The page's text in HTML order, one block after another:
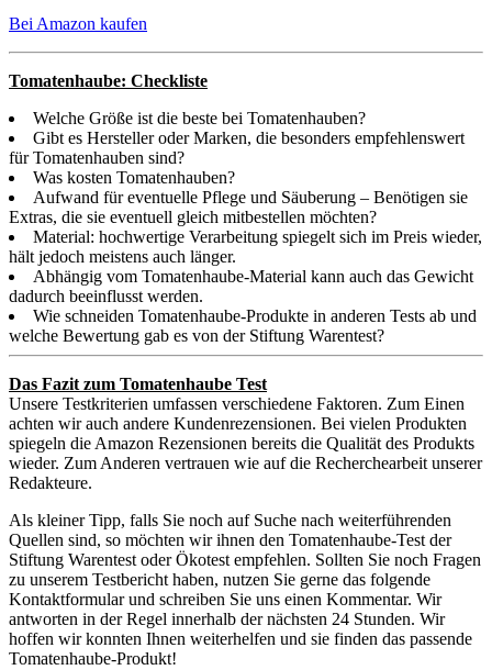
Bei Amazon kaufen
Tomatenhaube: Checkliste
Welche Größe ist die beste bei Tomatenhauben?
Gibt es Hersteller oder Marken, die besonders empfehlenswert
für Tomatenhauben sind?
Was kosten Tomatenhauben?
Aufwand für eventuelle Pflege und Säuberung – Benötigen sie
Extras, die sie eventuell gleich mitbestellen möchten?
Material: hochwertige Verarbeitung spiegelt sich im Preis wieder,
hält jedoch meistens auch länger.
Abhängig vom Tomatenhaube-Material kann auch das Gewicht
dadurch beeinflusst werden.
Wie schneiden Tomatenhaube-Produkte in anderen Tests ab und
welche Bewertung gab es von der Stiftung Warentest?
Das Fazit zum Tomatenhaube Test
Unsere Testkriterien umfassen verschiedene Faktoren. Zum Einen
achten wir auch andere Kundenrezensionen. Bei vielen Produkten
spiegeln die Amazon Rezensionen bereits die Qualität des Produkts
wieder. Zum Anderen vertrauen wie auf die Recherchearbeit unserer
Redakteure.
Als kleiner Tipp, falls Sie noch auf Suche nach weiterführenden
Quellen sind, so möchten wir ihnen den Tomatenhaube-Test der
Stiftung Warentest oder Ökotest empfehlen. Sollten Sie noch Fragen
zu unserem Testbericht haben, nutzen Sie gerne das folgende
Kontaktformular und schreiben Sie uns einen Kommentar. Wir
antworten in der Regel innerhalb der nächsten 24 Stunden. Wir
hoffen wir konnten Ihnen weiterhelfen und sie finden das passende
Tomatenhaube-Produkt!